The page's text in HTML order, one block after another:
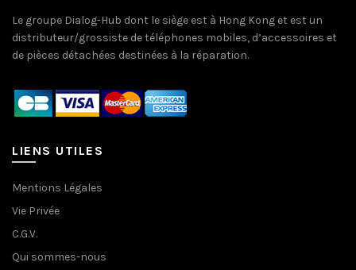
Le groupe Dialog-Hub dont le siège est à Hong Kong et est un
distributeur/grossiste de téléphones mobiles, d’accessoires et
de pièces détachées destinées à la réparation.
LIENS UTILES
Mentions Légales
Vie Privée
C.G.V.
Qui sommes-nous